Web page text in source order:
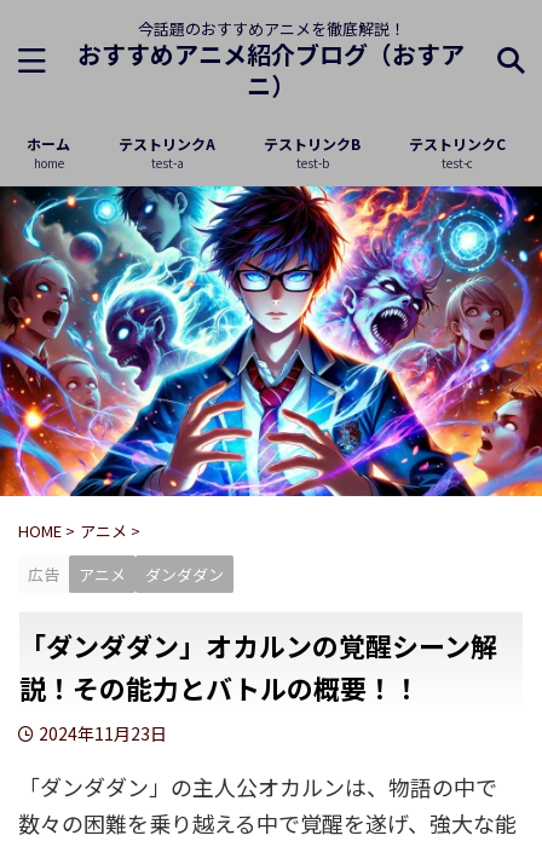
今話題のおすすめアニメを徹底解説！
おすすめアニメ紹介ブログ（おすア
ニ）
ホーム
home
テストリンクA
test-a
テストリンクB
test-b
テストリンクC
test-c
HOME > アニメ >
広告
アニメ ダンダダン
「ダンダダン」オカルンの覚醒シーン解
説！その能力とバトルの概要！！
2024年11月23日
「ダンダダン」の主人公オカルンは、物語の中で
数々の困難を乗り越える中で覚醒を遂げ、強大な能